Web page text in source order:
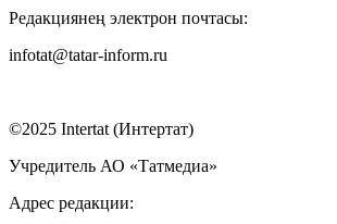
Редакциянең электрон почтасы:
infotat@tatar-inform.ru
©2025 Intertat (Интертат)
Учредитель АО «Татмедиа»
Адрес редакции: